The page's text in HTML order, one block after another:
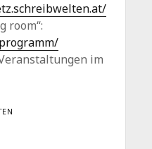
room“:
im